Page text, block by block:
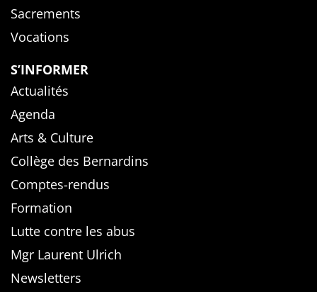
Sacrements
Vocations
S’INFORMER
Actualités
Agenda
Arts & Culture
Collège des Bernardins
Comptes-rendus
Formation
Lutte contre les abus
Mgr Laurent Ulrich
Newsletters